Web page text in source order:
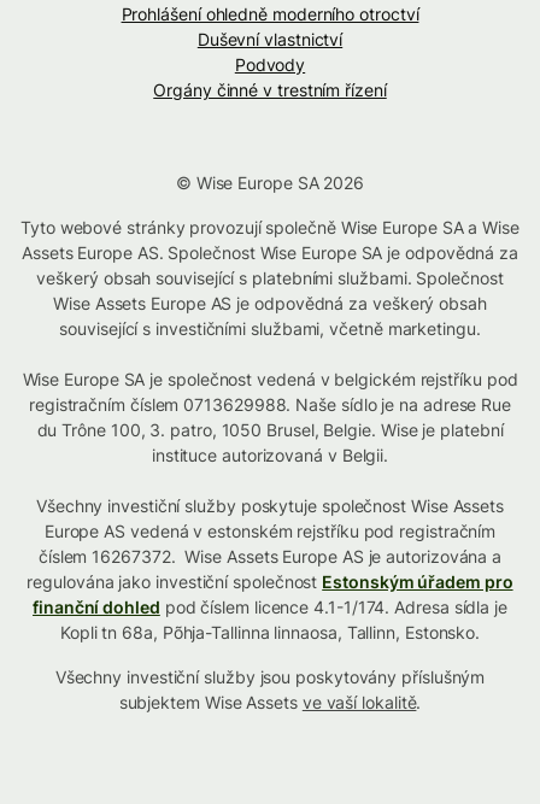
Prohlášení ohledně moderního otroctví
Duševní vlastnictví
Podvody
Orgány činné v trestním řízení
© Wise Europe SA 2026
Tyto webové stránky provozují společně Wise Europe SA a Wise
Assets Europe AS. Společnost Wise Europe SA je odpovědná za
veškerý obsah související s platebními službami. Společnost
Wise Assets Europe AS je odpovědná za veškerý obsah
související s investičními službami, včetně marketingu.
Wise Europe SA je společnost vedená v belgickém rejstříku pod
registračním číslem 0713629988. Naše sídlo je na adrese Rue
du Trône 100, 3. patro, 1050 Brusel, Belgie. Wise je platební
instituce autorizovaná v Belgii.
Všechny investiční služby poskytuje společnost Wise Assets
Europe AS vedená v estonském rejstříku pod registračním
číslem 16267372. Wise Assets Europe AS je autorizována a
regulována jako investiční společnost Estonským úřadem pro
finanční dohled pod číslem licence 4.1-1/174. Adresa sídla je
Kopli tn 68a, Põhja-Tallinna linnaosa, Tallinn, Estonsko.
Všechny investiční služby jsou poskytovány příslušným
subjektem Wise Assets ve vaší lokalitě.